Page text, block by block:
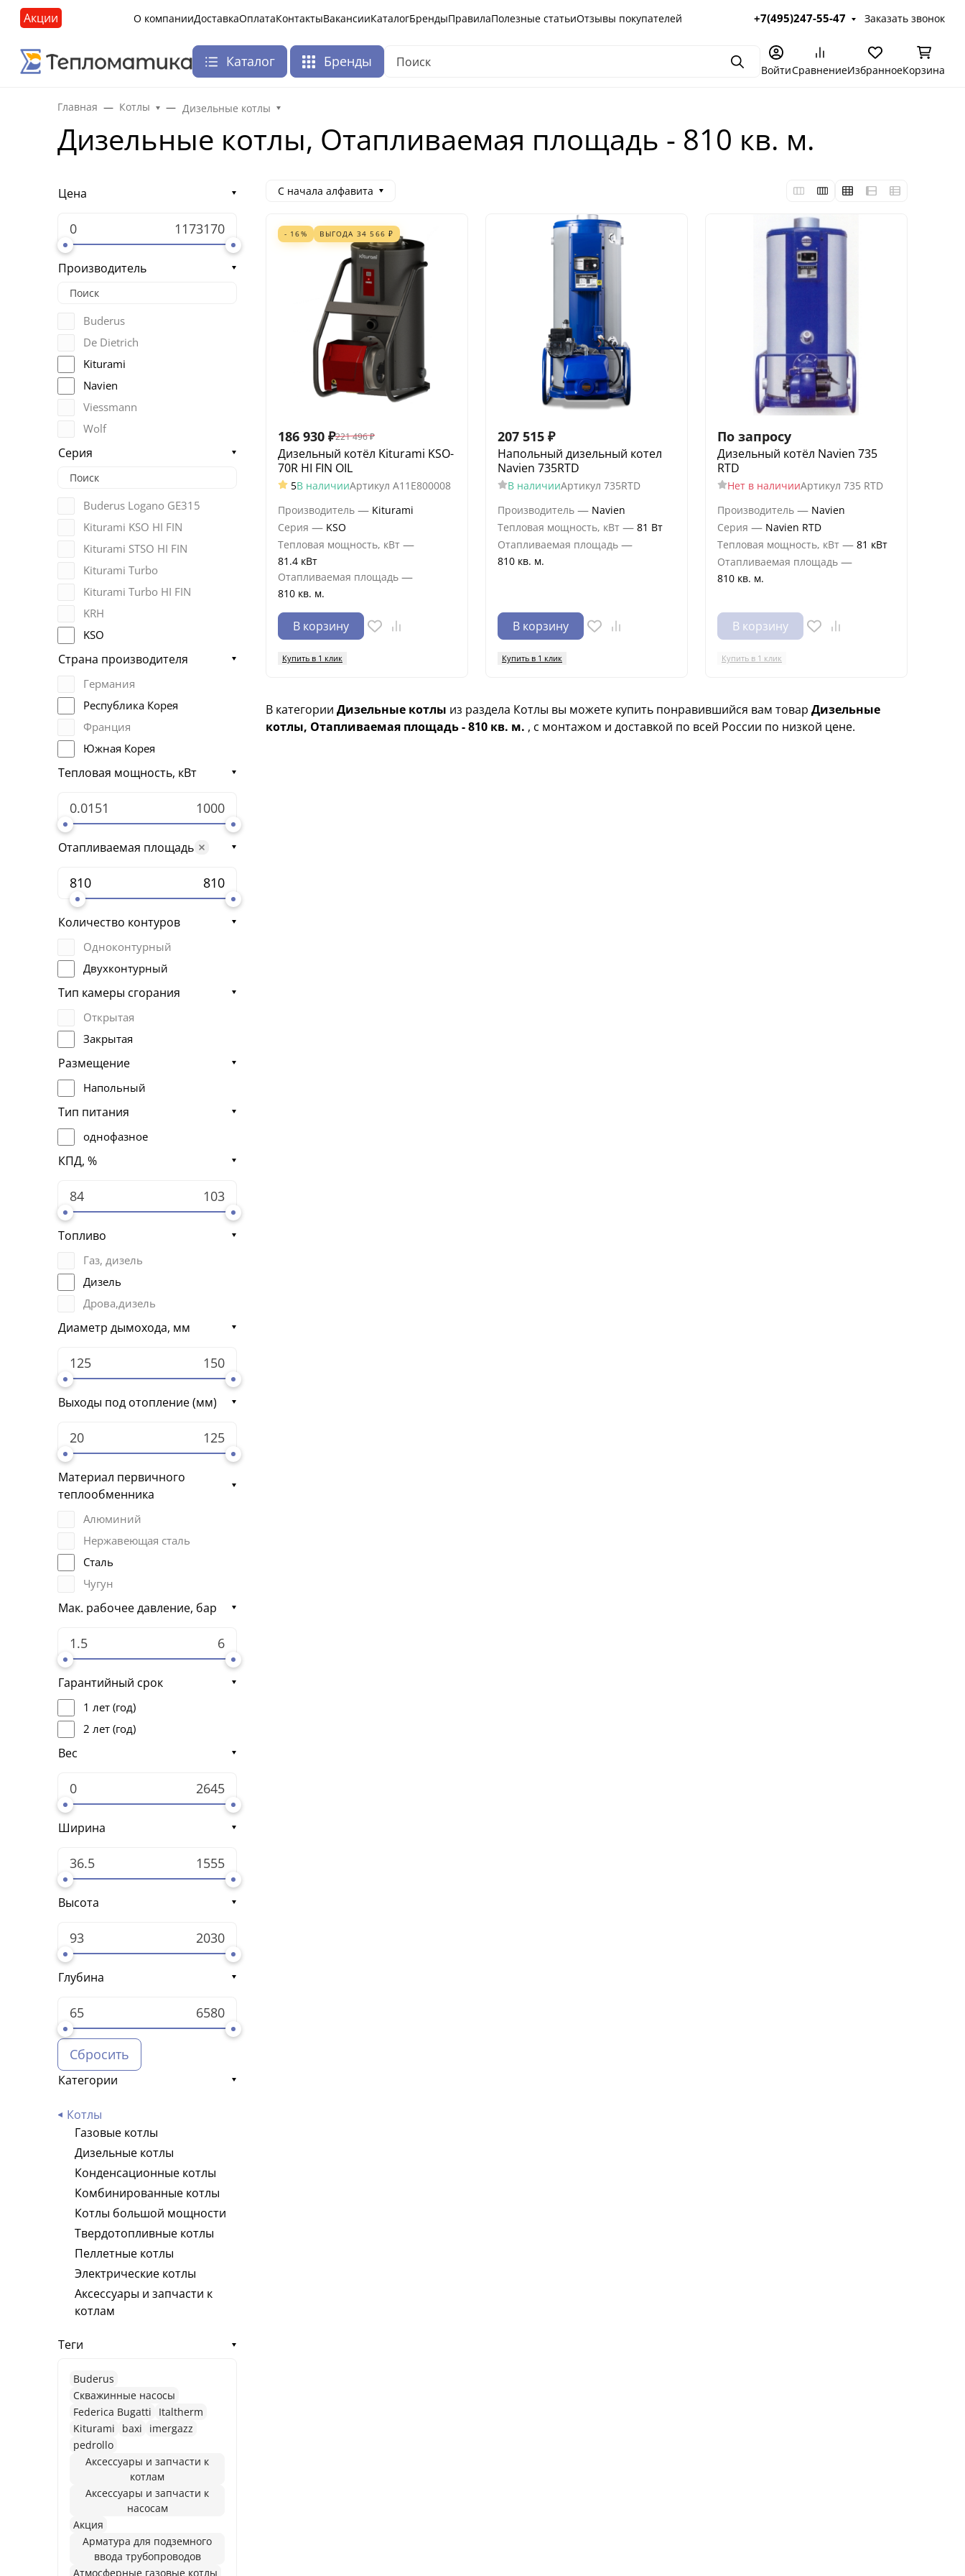
Акции О компанииДоставкаОплатаКонтактыВакансииКаталогБрендыПравилаПолезные статьиОтзывы покупателей +7(495)247-55-47 Заказать звонок
Каталог Бренды ПоискВойтиСравнениеИзбранноеКорзина
Главная Котлы Дизельные котлы
Дизельные котлы, Отапливаемая площадь - 810 кв. м.
Цена
Производитель
Buderus
De Dietrich
Kiturami
Navien
Viessmann
Wolf
Серия
Buderus Logano GE315
Kiturami KSO HI FIN
Kiturami STSO HI FIN
Kiturami Turbo
Kiturami Turbo HI FIN
KRH
KSO
LFA
Logano G125
Logano G215
Logano GE315
LST
Navien RTD
NEOVO
RTD
Страна производителя
Германия
Республика Корея
Франция
Южная Корея
Тепловая мощность, кВт
Отапливаемая площадь
Количество контуров
Одноконтурный
Двухконтурный
Тип камеры сгорания
Открытая
Закрытая
Размещение
Напольный
Тип питания
однофазное
КПД, %
Топливо
Газ, дизель
Дизель
Дрова,дизель
Диаметр дымохода, мм
Выходы под отопление (мм)
Материал первичного
теплообменника
Алюминий
Нержавеющая сталь
Сталь
Чугун
Мак. рабочее давление, бар
Гарантийный срок
1 лет (год)
2 лет (год)
Вес
Ширина
Высота
Глубина
Сбросить
Категории
Котлы
Газовые котлы
Дизельные котлы
Конденсационные котлы
Комбинированные котлы
Котлы большой мощности
Твердотопливные котлы
Пеллетные котлы
Электрические котлы
Аксессуары и запчасти к
котлам
Теги
Buderus
Cкважинные насосы
Federica Bugatti
Italtherm
Kiturami
baxi
imergazz
pedrollo
Аксессуары и запчасти к
котлам
Аксессуары и запчасти к
насосам
Акция
Арматура для подземного
ввода трубопроводов
Атмосферные газовые котлы
С начала алфавита
- 16% ВЫГОДА 34 566 ₽
186 930 ₽221 496 ₽
Дизельный котёл Kiturami KSO-
70R HI FIN OIL
5В наличииАртикул A11E800008
Производитель — Kiturami
Серия — KSO
Тепловая мощность, кВт —
81.4 кВт
Отапливаемая площадь —
810 кв. м.
В корзину
Купить в 1 клик
207 515 ₽
Напольный дизельный котел
Navien 735RTD
В наличииАртикул 735RTD
Производитель — Navien
Тепловая мощность, кВт — 81 Вт
Отапливаемая площадь —
810 кв. м.
В корзину
Купить в 1 клик
По запросу
Дизельный котёл Navien 735
RTD
Нет в наличииАртикул 735 RTD
Производитель — Navien
Серия — Navien RTD
Тепловая мощность, кВт — 81 кВт
Отапливаемая площадь —
810 кв. м.
В корзину
Купить в 1 клик
В категории Дизельные котлы из раздела Котлы вы можете купить понравившийся вам товар Дизельные
котлы, Отапливаемая площадь - 810 кв. м. , с монтажом и доставкой по всей России по низкой цене.